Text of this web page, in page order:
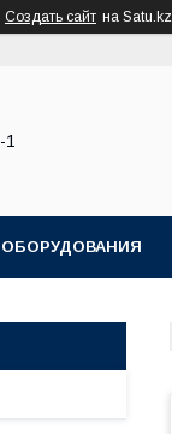
Создать сайт на Satu.kz
ОБОРУДОВАНИЯ